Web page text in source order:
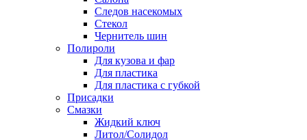
Следов насекомых
Стекол
Чернитель шин
Полироли
Для кузова и фар
Для пластика
Для пластика с губкой
Присадки
Смазки
Жидкий ключ
Литол/Солидол